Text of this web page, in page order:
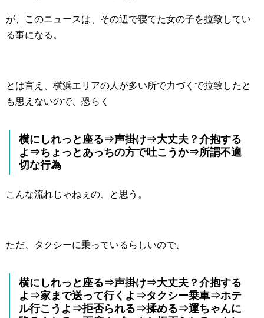
が、このニュースは、その辺で寝てた女の子を拉致してい
る事になる。
とは言え、横浜エリアの人が多い所で力づくで拉致したと
も思えないので、恐らく
横にしれっと座る⇒声掛け⇒大丈夫？介抱する
よ⇒ちょっとあっちの方で吐こうか⇒所謂不適
切な行為
こんな流れじゃねぇの、と思う。
ただ、タクシーに乗っているらしいので、
横にしれっと座る⇒声掛け⇒大丈夫？介抱する
よ⇒家まで送って行くよ⇒タクシー乗車⇒ホテ
ル行こうよ⇒拒否られる⇒揉める⇒運ちゃんに